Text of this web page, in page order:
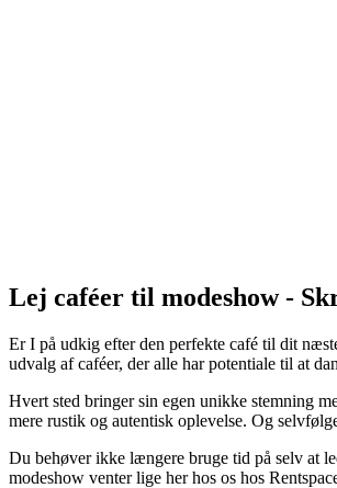
Lej caféer til modeshow -
Er I på udkig efter den perfekte café til dit
udvalg af caféer, der alle har potentiale til at
Hvert sted bringer sin egen unikke stemning
mere rustik og autentisk oplevelse. Og
Du behøver ikke længere bruge tid på selv at
modeshow venter lige her hos os hos